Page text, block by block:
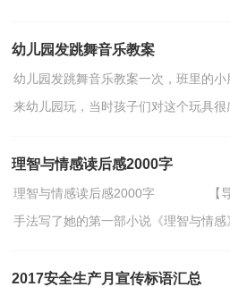
幼儿园发跳舞音乐教案
幼儿园发跳舞音乐教案一次，班里的
来幼儿园玩，当时孩子们对这个玩具很
理智与情感读后感2000字
理智与情感读后感2000字 【导语
手法写了她的第一部小说《理智与情感
2017安全生产月宣传标语汇总